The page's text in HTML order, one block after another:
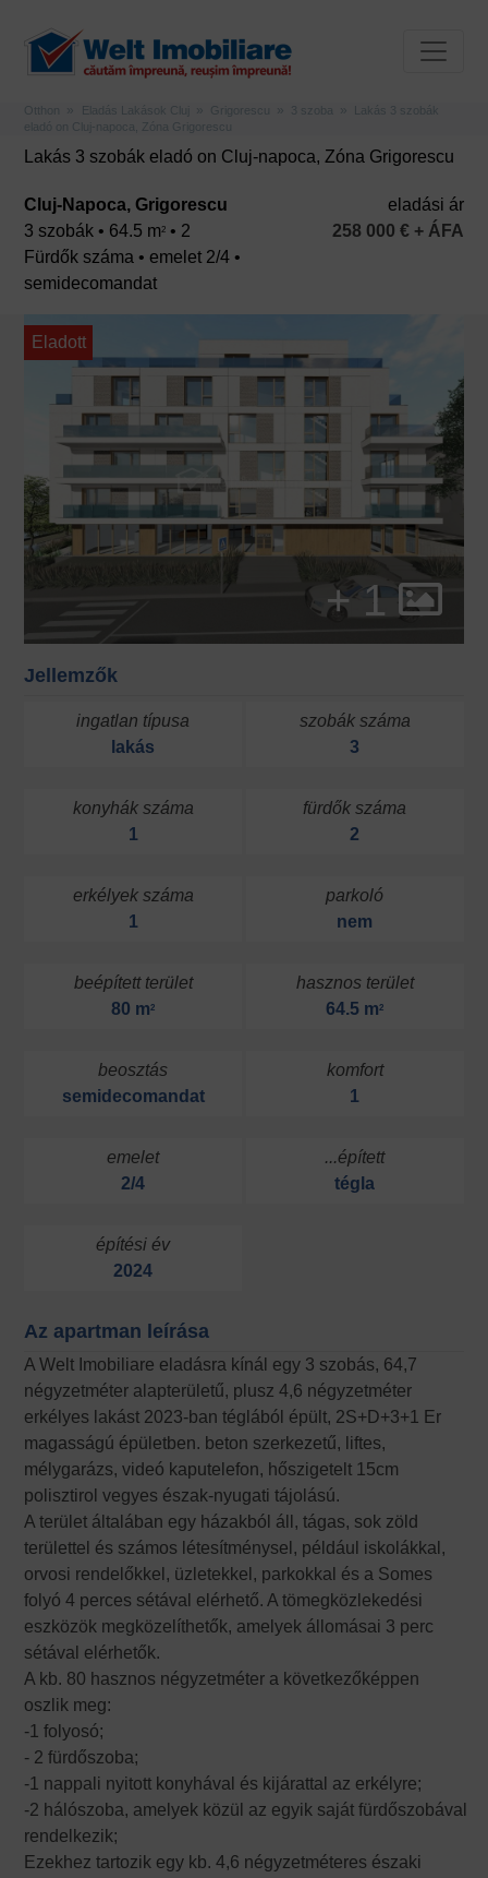
Otthon Eladás Lakások Cluj Grigorescu 3 szoba
Lakás 3 szobák
eladó on Cluj-napoca, Zóna Grigorescu
Lakás 3 szobák eladó on Cluj-napoca, Zóna Grigorescu
Cluj-Napoca, Grigorescu
3 szobák • 64.5 m2 • 2
Fürdők száma • emelet 2/4 •
semidecomandat
eladási ár
258 000 € + ÁFA
+ 1
Eladott
Jellemzők
ingatlan típusa
lakás
szobák száma
3
konyhák száma
1
fürdők száma
2
erkélyek száma
1
parkoló
nem
beépített terület
80 m2
hasznos terület
64.5 m2
beosztás
semidecomandat
komfort
1
emelet
2/4
...épített
tégla
építési év
2024
Az apartman leírása
A Welt Imobiliare eladásra kínál egy 3 szobás, 64,7
négyzetméter alapterületű, plusz 4,6 négyzetméter
erkélyes lakást 2023-ban téglából épült, 2S+D+3+1 Er
magasságú épületben. beton szerkezetű, liftes,
mélygarázs, videó kaputelefon, hőszigetelt 15cm
polisztirol vegyes észak-nyugati tájolású.
A terület általában egy házakból áll, tágas, sok zöld
területtel és számos létesítménysel, például iskolákkal,
orvosi rendelőkkel, üzletekkel, parkokkal és a Somes
folyó 4 perces sétával elérhető. A tömegközlekedési
eszközök megközelíthetők, amelyek állomásai 3 perc
sétával elérhetők.
A kb. 80 hasznos négyzetméter a következőképpen
oszlik meg:
-1 folyosó;
- 2 fürdőszoba;
-1 nappali nyitott konyhával és kijárattal az erkélyre;
-2 hálószoba, amelyek közül az egyik saját fürdőszobával
rendelkezik;
Ezekhez tartozik egy kb. 4,6 négyzetméteres északi